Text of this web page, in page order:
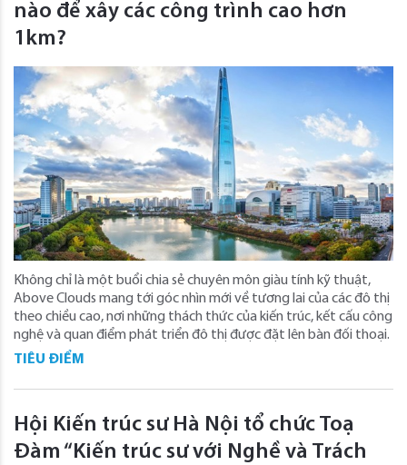
nào để xây các công trình cao hơn
1km?
Không chỉ là một buổi chia sẻ chuyên môn giàu tính kỹ thuật,
Above Clouds mang tới góc nhìn mới về tương lai của các đô thị
theo chiều cao, nơi những thách thức của kiến trúc, kết cấu công
nghệ và quan điểm phát triển đô thị được đặt lên bàn đối thoại.
TIÊU ĐIỂM
Hội Kiến trúc sư Hà Nội tổ chức Toạ
Đàm “Kiến trúc sư với Nghề và Trách